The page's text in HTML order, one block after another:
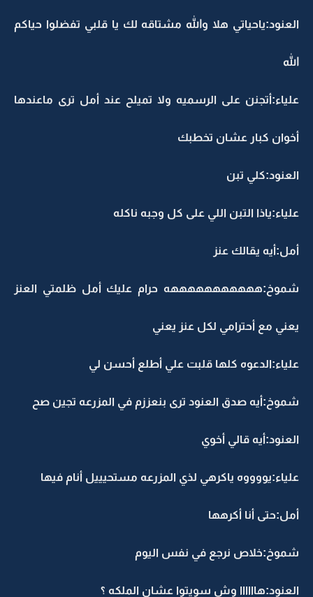
العنود:ياحياتي هلا والله مشتاقه لك يا قلبي تفضلوا حياكم
الله
علياء:أتجنن على الرسميه ولا تميلح عند أمل ترى ماعندها
أخوان كبار عشان تخطبك
العنود:كلي تبن
علياء:ياذا التبن اللي على كل وجبه ناكله
أمل:أيه يقالك عنز
شموخ:هههههههههههه حرام عليك أمل ظلمتي العنز
يعني مع أحترامي لكل عنز يعني
علياء:الدعوه كلها قلبت علي أطلع أحسن لي
شموخ:أيه صدق العنود ترى بنعززم في المزرعه تجين صح
العنود:أيه قالي أخوي
علياء:يووووه ياكرهي لذي المزرعه مستحيييل أنام فيها
أمل:حتى أنا أكرهها
شموخ:خلاص نرجع في نفس اليوم
العنود:هاااااا وش سويتوا عشان الملكه ؟